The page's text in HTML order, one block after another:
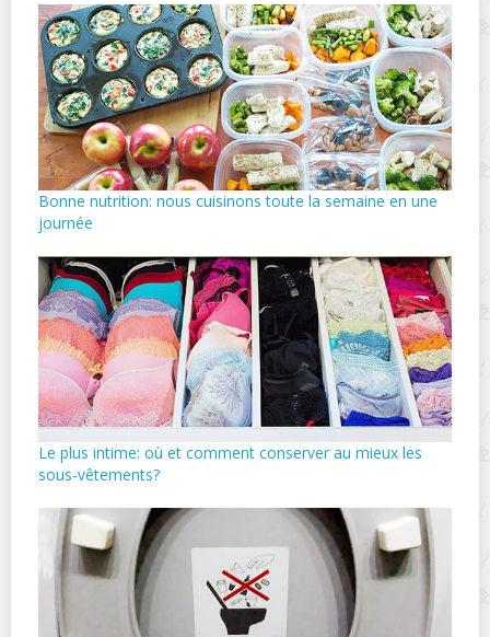
Bonne nutrition: nous cuisinons toute la semaine en une
journée
Le plus intime: où et comment conserver au mieux les
sous-vêtements?